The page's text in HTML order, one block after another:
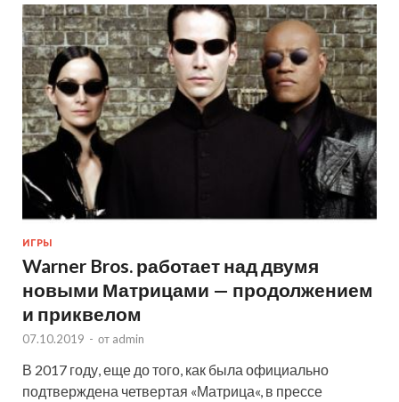
ИГРЫ
Warner Bros. работает над двумя
новыми Матрицами — продолжением
и приквелом
07.10.2019 - от admin
В 2017 году, еще до того, как была официально
подтверждена четвертая «Матрица«, в прессе